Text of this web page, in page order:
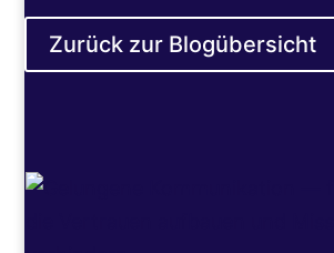
Zurück zur Blogübersicht